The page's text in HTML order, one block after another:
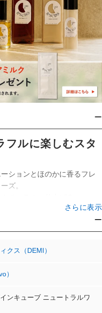
フルに楽しむスタ
ションとほのかに香るフレ
ズ。
のある仕上がり。
がちの毛先に落ち着きとツ
さらに表示
クス（DEMI）
）
ンキューブ ニュートラルワ